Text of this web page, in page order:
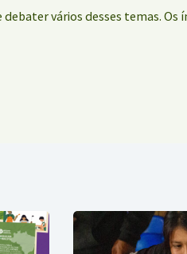
vários desses temas. Os